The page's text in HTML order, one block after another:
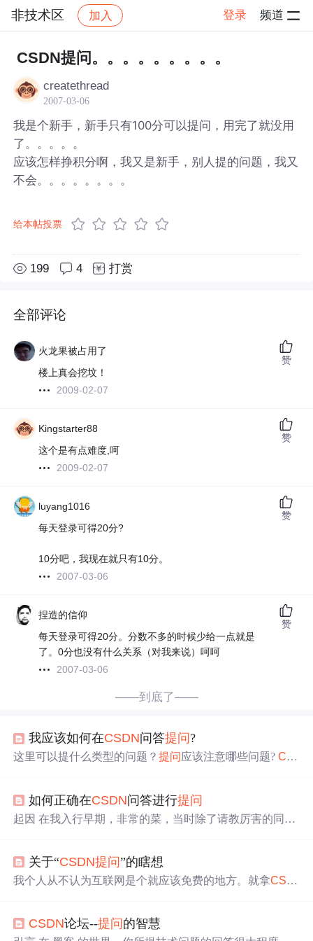
非技术区 加入 登录 频道
社区 非技术区
CSDN提问。。。。。。。。。
createthread
2007-03-06
我是个新手，新手只有100分可以提问，用完了就没用
了。。。。。
应该怎样挣积分啊，我又是新手，别人提的问题，我又
不会。。。。。。。。
给本帖投票
199 4 打赏
全部评论
火龙果被占用了
楼上真会挖坟！
2009-02-07
赞
Kingstarter88
这个是有点难度,呵
2009-02-07
赞
luyang1016
每天登录可得20分?
10分吧，我现在就只有10分。
2007-03-06
赞
捏造的信仰
每天登录可得20分。分数不多的时候少给一点就是
了。0分也没有什么关系（对我来说）呵呵
2007-03-06
赞
——到底了——
我应该如何在CSDN问答提问 ?
这里可以提什么类型的问题？提问应该注意哪些问题?CS
问题是否已经存在. • 在搜索引擎里已经进行过搜索(如：G
oogle、) • 在本站內也没有搜索到满意答案. 第二步:提问我
如何正确在CSDN问答进行提问
起因 在我入行早期，非常的菜，当时除了请教厉害的同事
上以文章的形式记录下来，作为我的笔记一般的存在，没
想到也帮助到一些人。 记录文章的习惯并没有很好的延续
帮助一些为入行或入行早期的新人。 可能很多
没有什么经验，是比较笼统的提出一些问题，让答题者没
关于“CSDN提问”的瞎想
我个人从不认为互联网是个就应该免费的地方。就拿CSD
两个弱智问题，居然有网友连续两次详尽的答复。 毫
CSDN论坛--提问的智慧